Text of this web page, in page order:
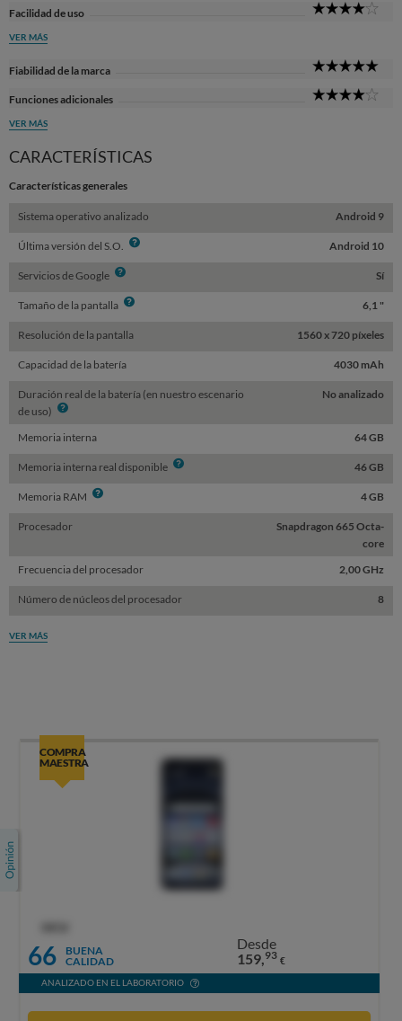
Facilidad de uso
VER MÁS
Fiabilidad de la marca
Funciones adicionales
VER MÁS
CARACTERÍSTICAS
Características generales
Sistema operativo analizado Android 9
Última versión del S.O. Info Android 10
Servicios de Google Info Sí
Tamaño de la pantalla Info 6,1 "
Resolución de la pantalla 1560 x 720 píxeles
Capacidad de la batería 4030 mAh
Duración real de la batería (en nuestro escenario
de uso) Info
No analizado
Memoria interna 64 GB
Memoria interna real disponible Info 46 GB
Memoria RAM Info 4 GB
Procesador
Snapdragon 665 Octa-
core
Frecuencia del procesador
2,00 GHz
Número de núcleos del procesador 8
VER MÁS
COMPRA
MAESTRA
66
BUENA
CALIDAD
Desde
159,93 €
ANALIZADO EN EL LABORATORIO